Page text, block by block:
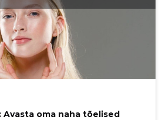
Avasta oma naha tõelised